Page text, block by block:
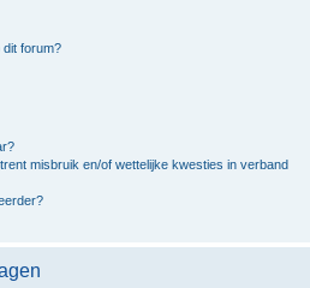
dit forum?
misbruik en/of wettelijke kwesties in verband